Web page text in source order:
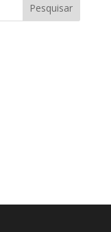
Pesquisar